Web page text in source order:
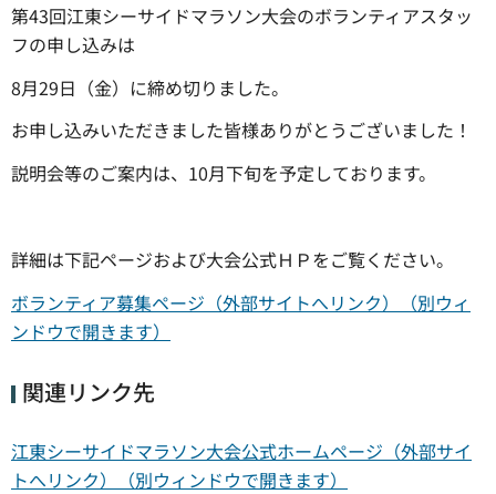
第43回江東シーサイドマラソン大会のボランティアスタッ
フの申し込みは
8月29日（金）に締め切りました。
お申し込みいただきました皆様ありがとうございました！
説明会等のご案内は、10月下旬を予定しております。
詳細は下記ページおよび大会公式ＨＰをご覧ください。
ボランティア募集ページ（外部サイトへリンク）（別ウィ
ンドウで開きます）
関連リンク先
江東シーサイドマラソン大会公式ホームページ（外部サイ
トへリンク）（別ウィンドウで開きます）